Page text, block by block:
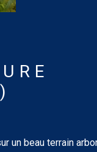
un beau terrain